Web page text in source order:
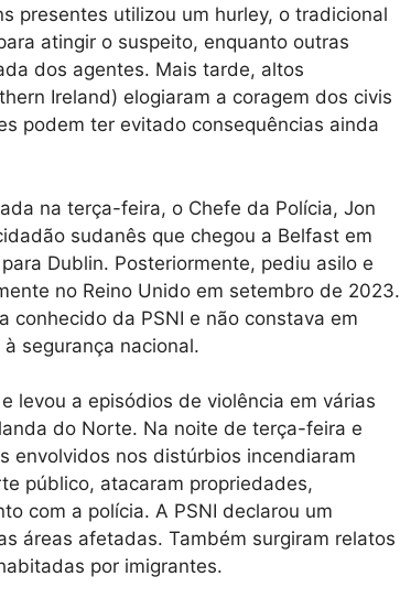
presentes utilizou um hurley, o tradicional
atingir o suspeito, enquanto outras
dos agentes. Mais tarde, altos
Ireland) elogiaram a coragem dos civis
podem ter evitado consequências ainda
na terça-feira, o Chefe da Polícia, Jon
sudanês que chegou a Belfast em
Dublin. Posteriormente, pediu asilo e
no Reino Unido em setembro de 2023.
conhecido da PSNI e não constava em
segurança nacional.
levou a episódios de violência em várias
do Norte. Na noite de terça-feira e
envolvidos nos distúrbios incendiaram
público, atacaram propriedades,
com a polícia. A PSNI declarou um
áreas afetadas. Também surgiram relatos
por imigrantes.